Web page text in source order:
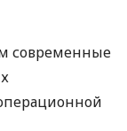
современные